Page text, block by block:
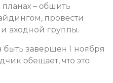
– обшить
провести
входной группы.
завершен 1 ноября
обещает, что это